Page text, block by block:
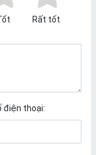
Rất tốt
điện thoại: